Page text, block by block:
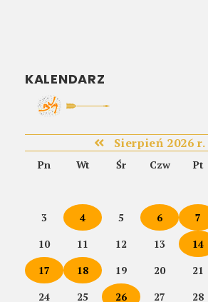
KALENDARZ
Sierpień 2026 r.
Pn Wt Śr Czw Pt
3
4 5 6 7
10
11 12 13 14
17
18 19 20 21
24
25 26 27 28